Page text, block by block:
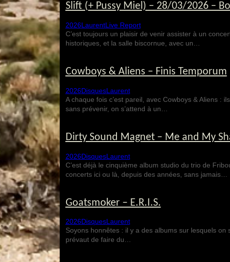
Slift (+ Pussy Miel) – 28/03/2026 –
2026LaurentLive Report
C’est toujours un plaisir de venir assister à un
historiques, et la salle biscornue, avec un…
Cowboys & Aliens – Finis Temporum
2026DisquesLaurent
A chaque fois c’est pareil, avec Cowboys & Aliens :
sans prévenir, on s’attend à un…
Dirty Sound Magnet – Me and My
2026DisquesLaurent
C’est déjà le cinquième album studio du trio de
concerts ici ou là, depuis des années, sans jamais…
Goatsmoker – E.R.I.S.
2026DisquesLaurent
Soyons honnêtes : il y a des albums sur lesquels on
prévaut de faire du…